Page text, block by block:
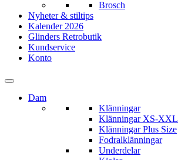
Brosch
Nyheter & stiltips
Kalender 2026
Glinders Retrobutik
Kundservice
Konto
Dam
Klänningar
Klänningar XS-XXL
Klänningar Plus Size
Fodralklänningar
Underdelar